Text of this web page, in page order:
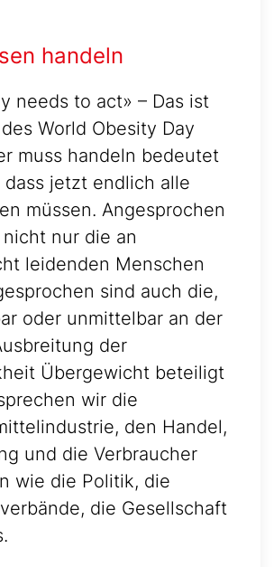
handeln
needs to act» – Das ist
World Obesity Day
muss handeln bedeutet
dass jetzt endlich alle
müssen. Angesprochen
nur die an
leidenden Menschen
sind auch die,
oder unmittelbar an der
der
Übergewicht beteiligt
wir die
den Handel,
und die Verbraucher
wie die Politik, die
die Gesellschaft